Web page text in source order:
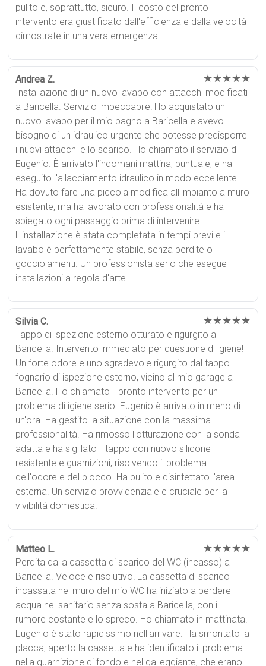
pulito e, soprattutto, sicuro. Il costo del pronto
intervento era giustificato dall'efficienza e dalla velocità
dimostrate in una vera emergenza.
Andrea Z. ★★★★★
Installazione di un nuovo lavabo con attacchi modificati
a Baricella. Servizio impeccabile! Ho acquistato un
nuovo lavabo per il mio bagno a Baricella e avevo
bisogno di un idraulico urgente che potesse predisporre
i nuovi attacchi e lo scarico. Ho chiamato il servizio di
Eugenio. È arrivato l'indomani mattina, puntuale, e ha
eseguito l'allacciamento idraulico in modo eccellente.
Ha dovuto fare una piccola modifica all'impianto a muro
esistente, ma ha lavorato con professionalità e ha
spiegato ogni passaggio prima di intervenire.
L'installazione è stata completata in tempi brevi e il
lavabo è perfettamente stabile, senza perdite o
gocciolamenti. Un professionista serio che esegue
installazioni a regola d'arte.
Silvia C. ★★★★★
Tappo di ispezione esterno otturato e rigurgito a
Baricella. Intervento immediato per questione di igiene!
Un forte odore e uno sgradevole rigurgito dal tappo
fognario di ispezione esterno, vicino al mio garage a
Baricella. Ho chiamato il pronto intervento per un
problema di igiene serio. Eugenio è arrivato in meno di
un'ora. Ha gestito la situazione con la massima
professionalità. Ha rimosso l'otturazione con la sonda
adatta e ha sigillato il tappo con nuovo silicone
resistente e guarnizioni, risolvendo il problema
dell'odore e del blocco. Ha pulito e disinfettato l'area
esterna. Un servizio provvidenziale e cruciale per la
vivibilità domestica.
Matteo L. ★★★★★
Perdita dalla cassetta di scarico del WC (incasso) a
Baricella. Veloce e risolutivo! La cassetta di scarico
incassata nel muro del mio WC ha iniziato a perdere
acqua nel sanitario senza sosta a Baricella, con il
rumore costante e lo spreco. Ho chiamato in mattinata.
Eugenio è stato rapidissimo nell'arrivare. Ha smontato la
placca, aperto la cassetta e ha identificato il problema
nella guarnizione di fondo e nel galleggiante, che erano